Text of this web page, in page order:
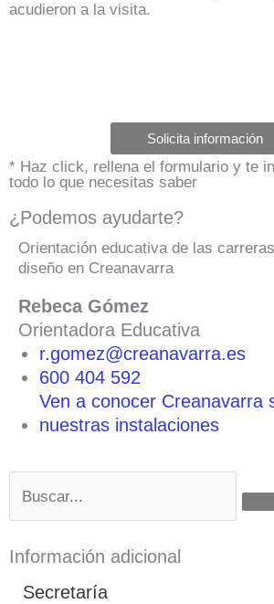
acudieron a la visita.
Solicita información
* Haz click, rellena el formulario y te
todo lo que necesitas saber
¿Podemos ayudarte?
Orientación educativa de las
diseño en Creanavarra
Rebeca Gómez
Orientadora Educativa
r.gomez@creanavarra.es
600 404 592
Ven a conocer Creanavarra
nuestras instalaciones
Información adicional
Secretaría